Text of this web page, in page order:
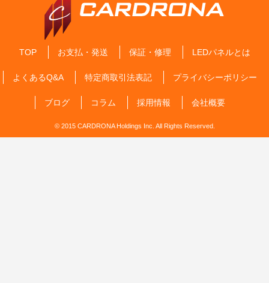
TOP お支払・発送 保証・修理 LEDパネルとは
よくあるQ&A 特定商取引法表記 プライバシーポリシー
ブログ コラム 採用情報 会社概要
© 2015 CARDRONA Holdings Inc. All Rights Reserved.